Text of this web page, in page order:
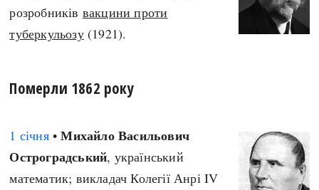
розробників вакцини проти
туберкульозу(1921).
Померли 1862 року
1 січня•Михайло Васильович
Остроградський, український
математик; викладач Колегії Анрі IV